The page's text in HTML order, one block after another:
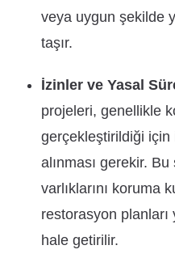
veya uygun şekilde
taşır.
İzinler ve Yasal
projeleri, genellikle
gerçekleştirildiği
alınması gerekir.
varlıklarını koruma
restorasyon
hale getirilir.